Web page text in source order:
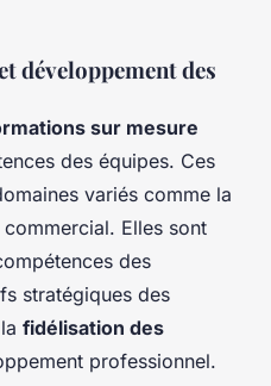
développement des
sur mesure
des équipes. Ces
variés comme la
Elles sont
des
stratégiques des
fidélisation des
professionnel.